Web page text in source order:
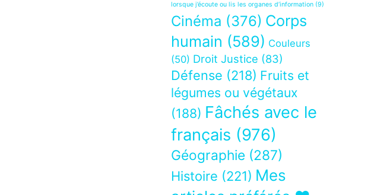
lorsque j’écoute ou lis les organes d’information (9)
Cinéma (376) Corps
humain (589) Couleurs
(50) Droit Justice (83)
Défense (218) Fruits et
légumes ou végétaux
(188) Fâchés avec le
français (976)
Géographie (287)
Histoire (221) Mes